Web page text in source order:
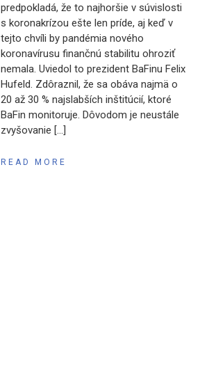
predpokladá, že to najhoršie v súvislosti
s koronakrízou ešte len príde, aj keď v
tejto chvíli by pandémia nového
koronavírusu finančnú stabilitu ohroziť
nemala. Uviedol to prezident BaFinu Felix
Hufeld. Zdôraznil, že sa obáva najmä o
20 až 30 % najslabších inštitúcií, ktoré
BaFin monitoruje. Dôvodom je neustále
zvyšovanie […]
READ MORE